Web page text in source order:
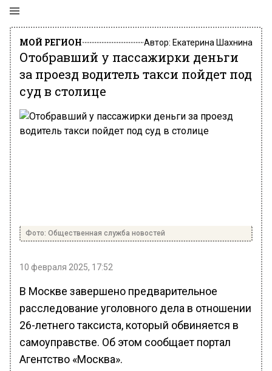
МОЙ РЕГИОН Автор: Екатерина Шахнина
Отобравший у пассажирки деньги
за проезд водитель такси пойдет под
суд в столице
Фото: Общественная служба новостей
10 февраля 2025, 17:52
В Москве завершено предварительное
расследование уголовного дела в отношении
26-летнего таксиста, который обвиняется в
самоуправстве. Об этом сообщает портал
Агентство «Москва».